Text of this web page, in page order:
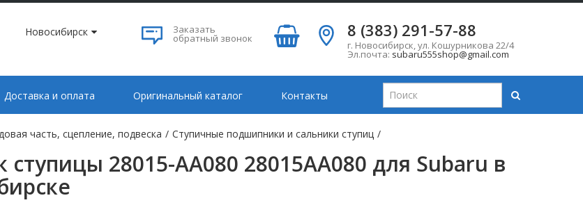
Новосибирск Заказать
обратный звонок 8 (383) 291-57-88
г. Новосибирск,ул. Кошурникова 22/4
Эл.почта: subaru555shop@gmail.com
Доставка и оплата Оригинальный каталог Контакты
часть, сцепление, подвеска / Ступичные подшипники и сальники ступиц /
ступицы 28015-AA080 28015AA080 для Subaru в